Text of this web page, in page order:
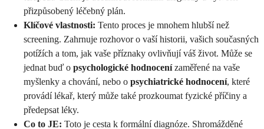
přizpůsobený léčebný plán.
Klíčové vlastnosti: Tento proces je mnohem hlubší než
screening. Zahrnuje rozhovor o vaší historii, vašich současných
potížích a tom, jak vaše příznaky ovlivňují váš život. Může se
jednat buď o psychologické hodnocenízaměřené na vaše
myšlenky a chování, nebo o psychiatrické hodnocení, které
provádí lékař, který může také prozkoumat fyzické příčiny a
předepsat léky.
Co to JE: Toto je cesta k formální diagnóze. Shromážděné